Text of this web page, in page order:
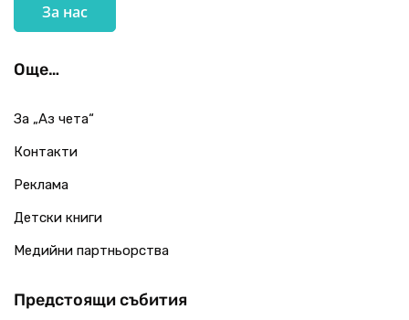
За нас
Още…
За „Аз чета“
Контакти
Реклама
Детски книги
Медийни партньорства
Предстоящи събития